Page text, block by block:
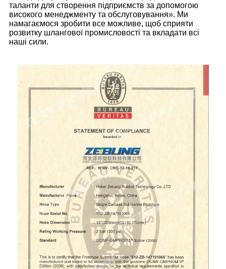
таланти для створення підприємств за допомогою
високого менеджменту та обслуговування». Ми
намагаємося зробити все можливе, щоб сприяти
розвитку шлангової промисловості та вкладати всі
наші сили.